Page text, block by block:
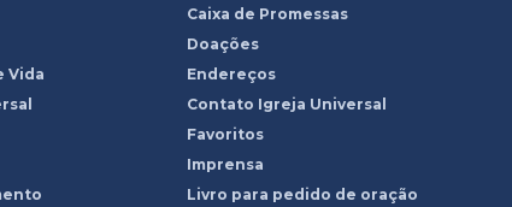
Vida
Caixa de Promessas
Doações
Endereços
Contato Igreja Universal
Favoritos
Imprensa
Livro para pedido de oração